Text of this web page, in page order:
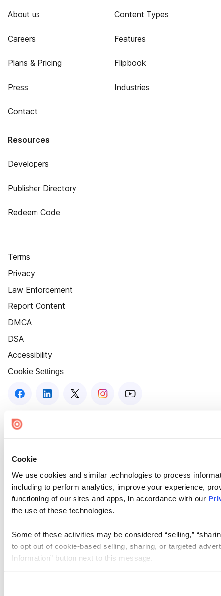
Cookie
We use cookies and similar technologies to process
including to perform analytics, improve your experience,
functioning of our sites and apps, in accordance with our
the use of these technologies.
Some of these activities may be considered “selling,”
to opt out of cookie-based selling, sharing, or targeted
Information” button next to this message.
About us
Careers
Plans & Pricing
Press
Contact
Content Types
Features
Flipbook
Industries
Resources
Developers
Publisher Directory
Redeem Code
Terms
Privacy
Law Enforcement
Report Content
DMCA
DSA
Accessibility
Cookie Settings